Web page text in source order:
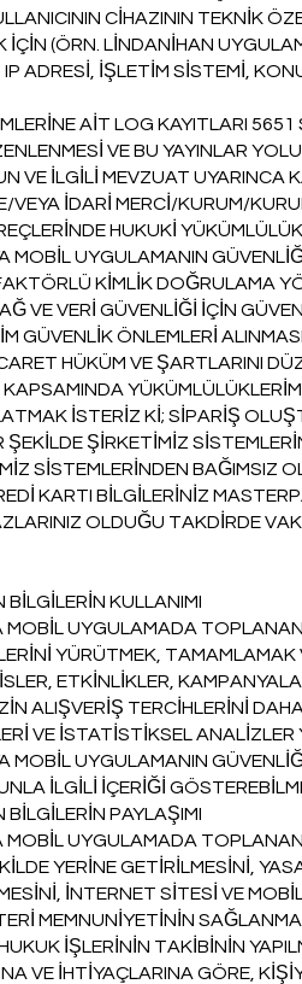
CİHAZININ TEKNİK
İÇİN (ÖRN. LİNDANİHAN
ADRESİ, İŞLETİM SİSTEMİ,
AİT LOG KAYITLARI
VE BU YAYINLAR
VE İLGİLİ MEVZUAT UYARINCA
VEYA İDARİ MERCİ/KURUM/
HUKUKİ
MOBİL UYGULAMANIN
KİMLİK DOĞRULAMA
VE VERİ GÜVENLİĞİ İÇİN
GÜVENLİK ÖNLEMLERİ
HÜKÜM VE ŞARTLARINI
İSTERİZ Kİ; SİPARİŞ
ŞEKİLDE ŞİRKETİMİZ
SİSTEMLERİNDEN BAĞIMSIZ
KARTI BİLGİLERİNİZ
OLDUĞU TAKDİRDE
KULLANIMI
MOBİL UYGULAMADA
YÜRÜTMEK,
ETKİNLİKLER,
ALIŞVERİŞ TERCİHLERİNİ
VE İSTATİSTİKSEL ANALİZLER
MOBİL UYGULAMANIN
İLGİLİ İÇERİĞİ
PAYLAŞIMI
MOBİL UYGULAMADA
YERİNE GETİRİLMESİNİ,
İNTERNET SİTESİ VE
MEMNUNİYETİNİN
İŞLERİNİN TAKİBİNİN
VE İHTİYAÇLARINA GÖRE,